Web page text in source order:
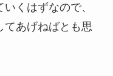
くはずなので、
てあげねばとも思